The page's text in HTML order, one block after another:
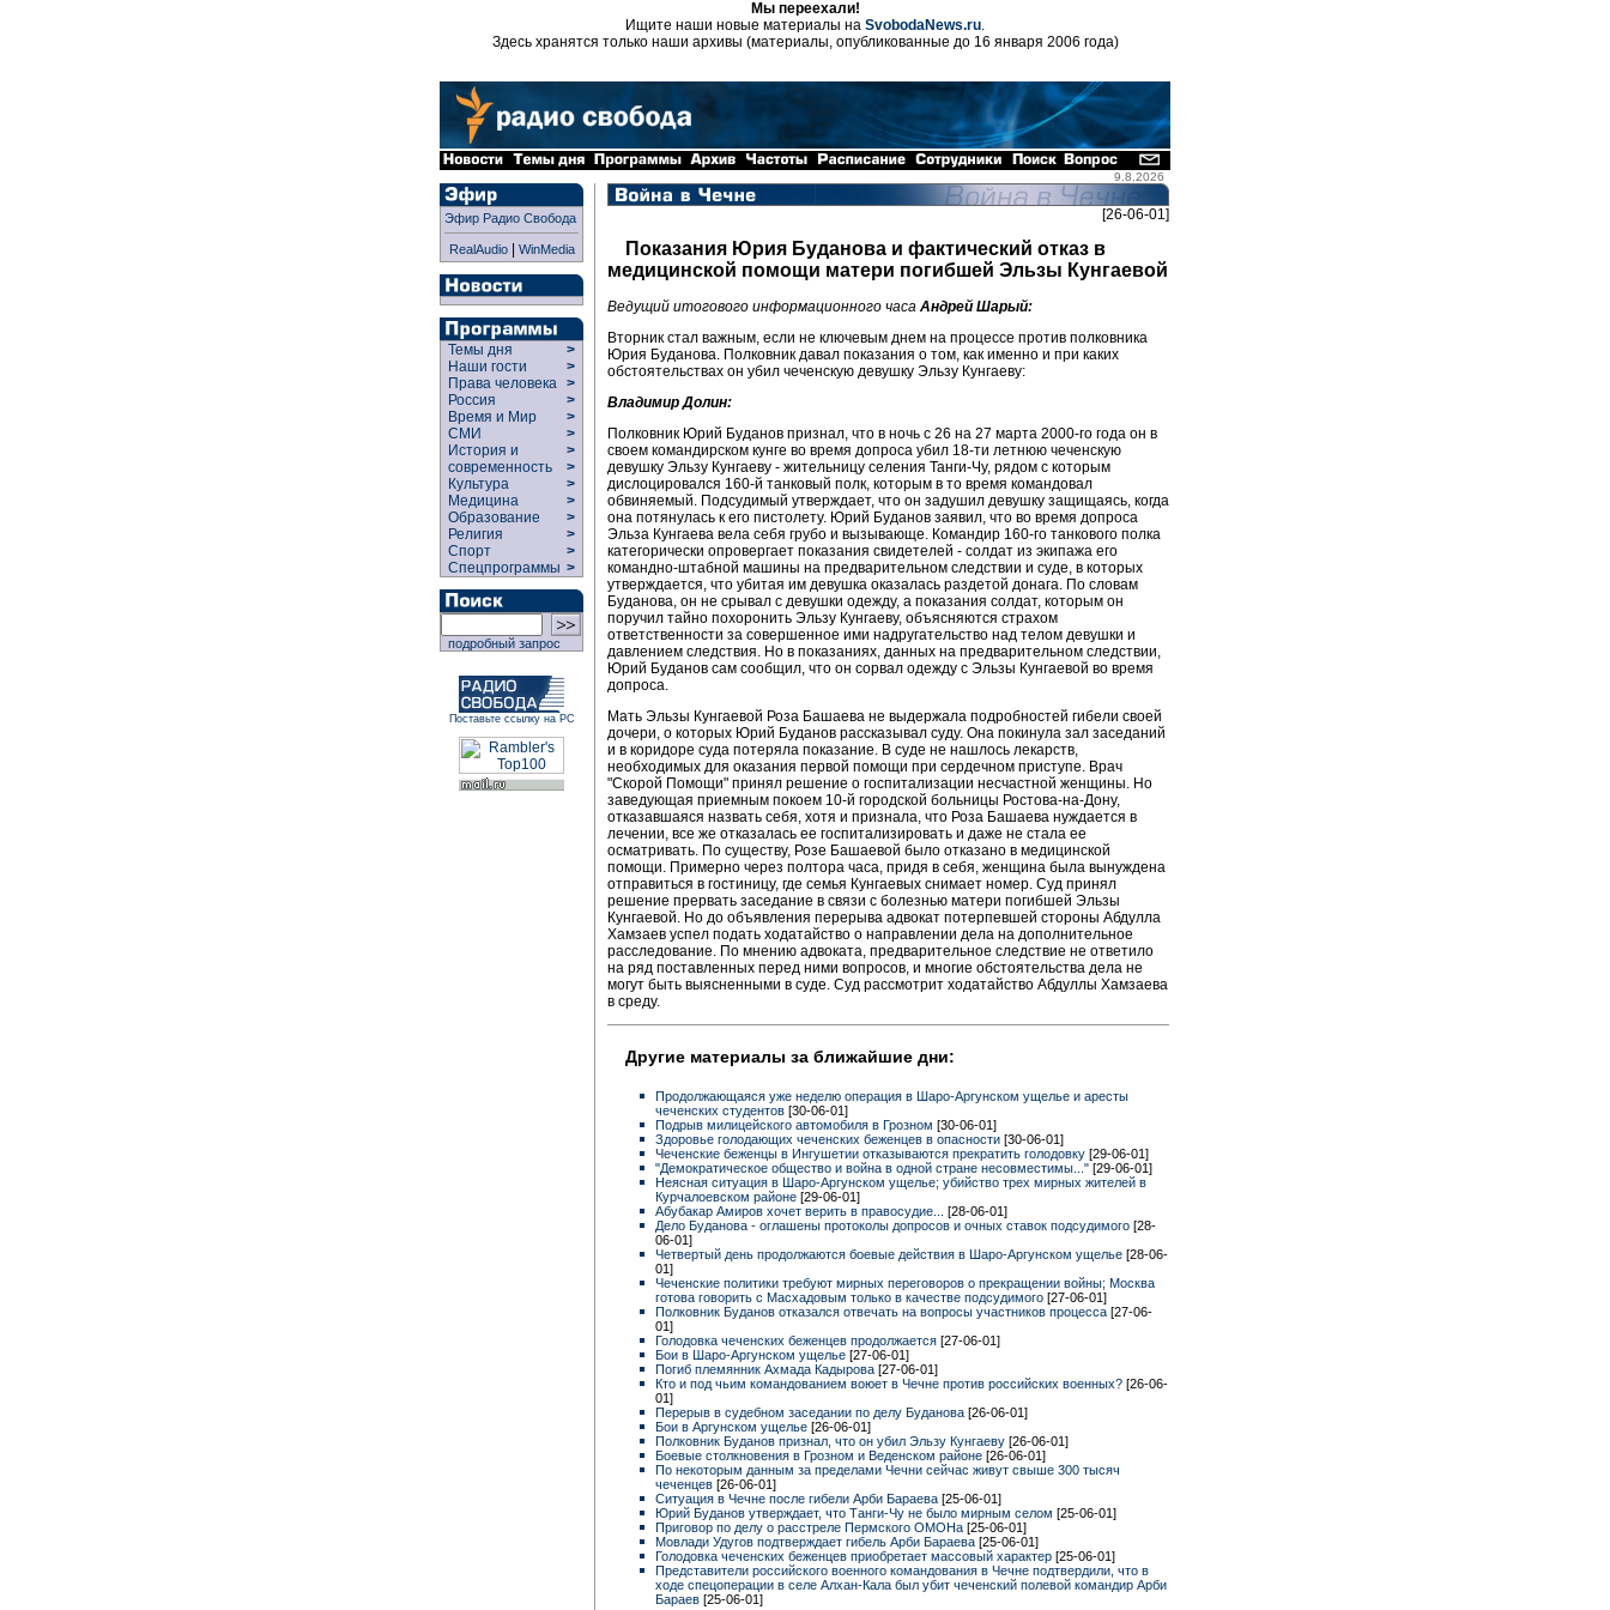
Мы переехали!
Ищите наши новые материалы на SvobodaNews.ru.
Здесь хранятся только наши архивы (материалы, опубликованные до 16 января 2006 года)
9.8.2026
Эфир Радио Свобода
RealAudio| WinMedia
Темы дня
>
Наши гости
>
Права человека >
Россия
>
Время и Мир
>
СМИ
>
История и
современность
>
>
Культура
>
Медицина
>
Образование
>
Религия
>
Спорт
>
Спецпрограммы >
подробный запрос
Поставьте ссылку на РС
[26-06-01]
Показания Юрия Буданова и фактический отказ в
медицинской помощи матери погибшей Эльзы Кунгаевой
Ведущий итогового информационного часа Андрей Шарый:
Вторник стал важным, если не ключевым днем на процессе против полковника
Юрия Буданова. Полковник давал показания о том, как именно и при каких
обстоятельствах он убил чеченскую девушку Эльзу Кунгаеву:
Владимир Долин:
Полковник Юрий Буданов признал, что в ночь с 26 на 27 марта 2000-го года он в
своем командирском кунге во время допроса убил 18-ти летнюю чеченскую
девушку Эльзу Кунгаеву - жительницу селения Танги-Чу, рядом с которым
дислоцировался 160-й танковый полк, которым в то время командовал
обвиняемый. Подсудимый утверждает, что он задушил девушку защищаясь, когда
она потянулась к его пистолету. Юрий Буданов заявил, что во время допроса
Эльза Кунгаева вела себя грубо и вызывающе. Командир 160-го танкового полка
категорически опровергает показания свидетелей - солдат из экипажа его
командно-штабной машины на предварительном следствии и суде, в которых
утверждается, что убитая им девушка оказалась раздетой донага. По словам
Буданова, он не срывал с девушки одежду, а показания солдат, которым он
поручил тайно похоронить Эльзу Кунгаеву, объясняются страхом
ответственности за совершенное ими надругательство над телом девушки и
давлением следствия. Но в показаниях, данных на предварительном следствии,
Юрий Буданов сам сообщил, что он сорвал одежду с Эльзы Кунгаевой во время
допроса.
Мать Эльзы Кунгаевой Роза Башаева не выдержала подробностей гибели своей
дочери, о которых Юрий Буданов рассказывал суду. Она покинула зал заседаний
и в коридоре суда потеряла показание. В суде не нашлось лекарств,
необходимых для оказания первой помощи при сердечном приступе. Врач
"Скорой Помощи" принял решение о госпитализации несчастной женщины. Но
заведующая приемным покоем 10-й городской больницы Ростова-на-Дону,
отказавшаяся назвать себя, хотя и признала, что Роза Башаева нуждается в
лечении, все же отказалась ее госпитализировать и даже не стала ее
осматривать. По существу, Розе Башаевой было отказано в медицинской
помощи. Примерно через полтора часа, придя в себя, женщина была вынуждена
отправиться в гостиницу, где семья Кунгаевых снимает номер. Суд принял
решение прервать заседание в связи с болезнью матери погибшей Эльзы
Кунгаевой. Но до объявления перерыва адвокат потерпевшей стороны Абдулла
Хамзаев успел подать ходатайство о направлении дела на дополнительное
расследование. По мнению адвоката, предварительное следствие не ответило
на ряд поставленных перед ними вопросов, и многие обстоятельства дела не
могут быть выясненными в суде. Суд рассмотрит ходатайство Абдуллы Хамзаева
в среду.
Другие материалы за ближайшие дни:
Продолжающаяся уже неделю операция в Шаро-Аргунском ущелье и аресты
чеченских студентов [30-06-01]
Подрыв милицейского автомобиля в Грозном [30-06-01]
Здоровье голодающих чеченских беженцев в опасности [30-06-01]
Чеченские беженцы в Ингушетии отказываются прекратить голодовку [29-06-01]
"Демократическое общество и война в одной стране несовместимы..." [29-06-01]
Неясная ситуация в Шаро-Аргунском ущелье; убийство трех мирных жителей в
Курчалоевском районе [29-06-01]
Абубакар Амиров хочет верить в правосудие... [28-06-01]
Дело Буданова - оглашены протоколы допросов и очных ставок подсудимого [28-
06-01]
Четвертый день продолжаются боевые действия в Шаро-Аргунском ущелье [28-06-
01]
Чеченские политики требуют мирных переговоров о прекращении войны; Москва
готова говорить с Масхадовым только в качестве подсудимого [27-06-01]
Полковник Буданов отказался отвечать на вопросы участников процесса [27-06-
01]
Голодовка чеченских беженцев продолжается [27-06-01]
Бои в Шаро-Аргунском ущелье [27-06-01]
Погиб племянник Ахмада Кадырова [27-06-01]
Кто и под чьим командованием воюет в Чечне против российских военных? [26-06-
01]
Перерыв в судебном заседании по делу Буданова [26-06-01]
Бои в Аргунском ущелье [26-06-01]
Полковник Буданов признал, что он убил Эльзу Кунгаеву [26-06-01]
Боевые столкновения в Грозном и Веденском районе [26-06-01]
По некоторым данным за пределами Чечни сейчас живут свыше 300 тысяч
чеченцев [26-06-01]
Ситуация в Чечне после гибели Арби Бараева [25-06-01]
Юрий Буданов утверждает, что Танги-Чу не было мирным селом [25-06-01]
Приговор по делу о расстреле Пермского ОМОНа [25-06-01]
Мовлади Удугов подтверждает гибель Арби Бараева [25-06-01]
Голодовка чеченских беженцев приобретает массовый характер [25-06-01]
Представители российского военного командования в Чечне подтвердили, что в
ходе спецоперации в селе Алхан-Кала был убит чеченский полевой командир Арби
Бараев [25-06-01]